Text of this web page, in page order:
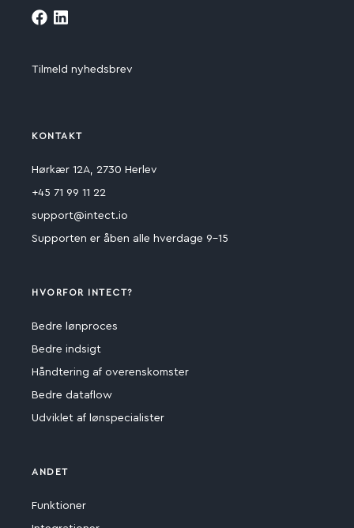
Tilmeld nyhedsbrev
KONTAKT
Hørkær 12A, 2730 Herlev
+45 71 99 11 22
support@intect.io
Supporten er åben alle hverdage 9-15
HVORFOR INTECT?
Bedre lønproces
Bedre indsigt
Håndtering af overenskomster
Bedre dataflow
Udviklet af lønspecialister
ANDET
Funktioner